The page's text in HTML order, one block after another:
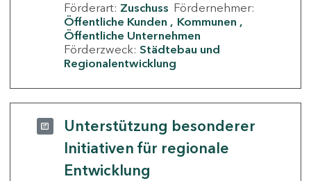
Förderart: Zuschuss Fördernehmer:
Öffentliche Kunden
Kommunen
Öffentliche Unternehmen
Förderzweck: Städtebau und
Regionalentwicklung
Unterstützung besonderer
Initiativen für regionale
Entwicklung